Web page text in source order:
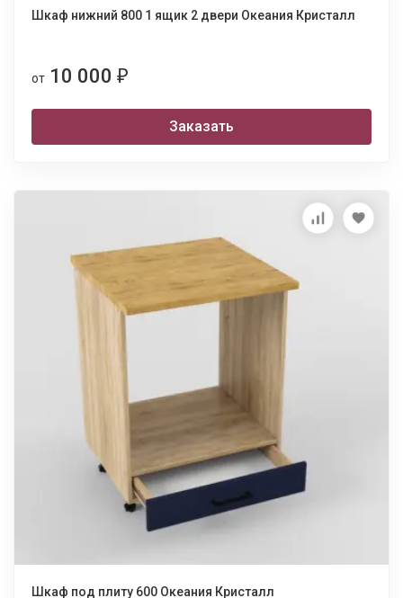
Шкаф нижний 800 1 ящик 2 двери Океания Кристалл
от 10 000 ₽
Заказать
Шкаф под плиту 600 Океания Кристалл